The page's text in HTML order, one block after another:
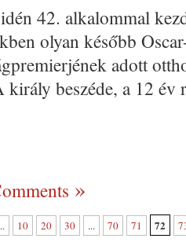
42. alkalommal
olyan később
adott
beszéde, a 12 év
10 20 30 ... 70 71 72